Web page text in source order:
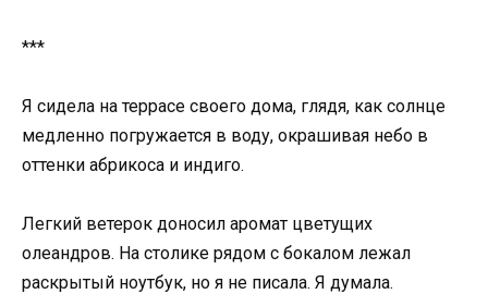
***
Я сидела на террасе своего дома, глядя, как солнце
медленно погружается в воду, окрашивая небо в
оттенки абрикоса и индиго.
Легкий ветерок доносил аромат цветущих
олеандров. На столике рядом с бокалом лежал
раскрытый ноутбук, но я не писала. Я думала.